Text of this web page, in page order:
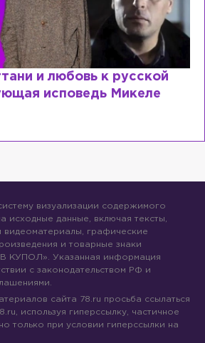
с напрасным
мир разочаровался в
визуализации содержимого
исходные данные, включая тексты,
графические
и товарные знаки
КУПОЛ». Указанная информация
с законодательством РФ и
сайта 78.ru просьба ссылаться
используя гиперссылку, частичное
только при условии гиперссылки на